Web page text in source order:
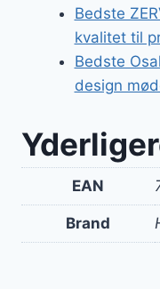
Bedste
kvalitet til
Bedste
design
EAN
Brand